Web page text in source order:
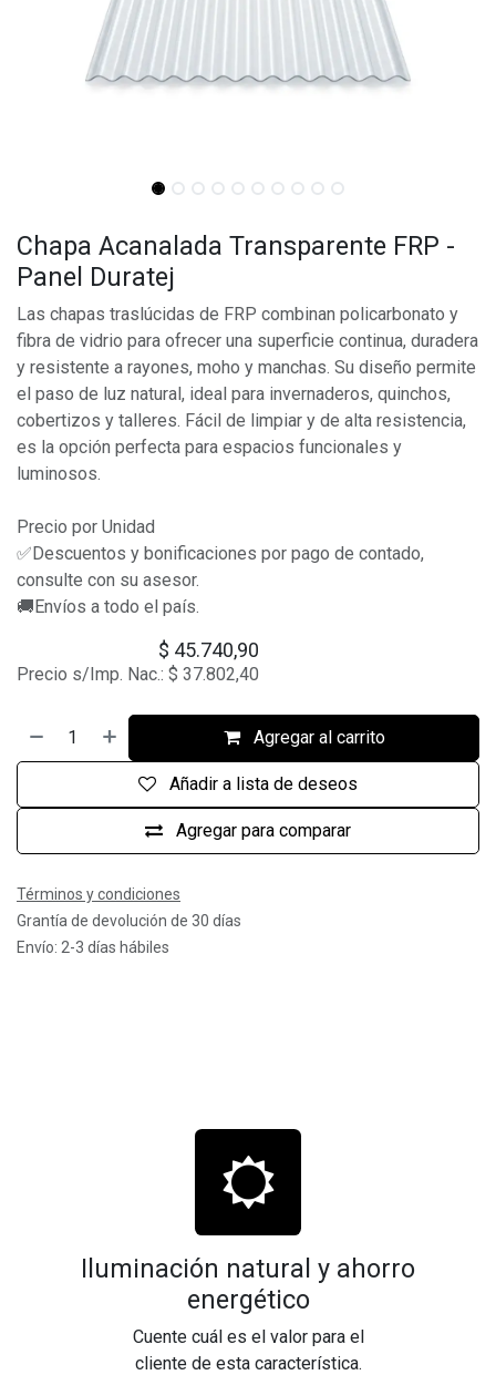
Chapa Acanalada Transparente FRP -
Panel Duratej
Las chapas traslúcidas de FRP combinan policarbonato y
fibra de vidrio para ofrecer una superficie continua, duradera
y resistente a rayones, moho y manchas. Su diseño permite
el paso de luz natural, ideal para invernaderos, quinchos,
cobertizos y talleres. Fácil de limpiar y de alta resistencia,
es la opción perfecta para espacios funcionales y
luminosos.
Precio por Unidad
✅Descuentos y bonificaciones por pago de contado,
consulte con su asesor.
🚚Envíos a todo el país.
$ 45.740,90
Precio s/Imp. Nac.: $ 37.802,40
Agregar al carrito
Agregar para comparar
Añadir a lista de deseos
Términos y condiciones
Grantía de devolución de 30 días
Envío: 2-3 días hábiles
Iluminación natural y ahorro
energético
Cuente cuál es el valor para el
cliente de esta característica.